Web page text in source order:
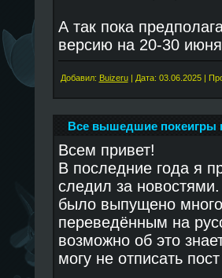
А так пока
версию на 20-30
Добавил: Buizeru| Дата: 03.06.2025|
Все вышедшие покеигры
Всем привет!
В последние года я
следил за
было выпущено
переведённым на
возможно об это
могу не отписать